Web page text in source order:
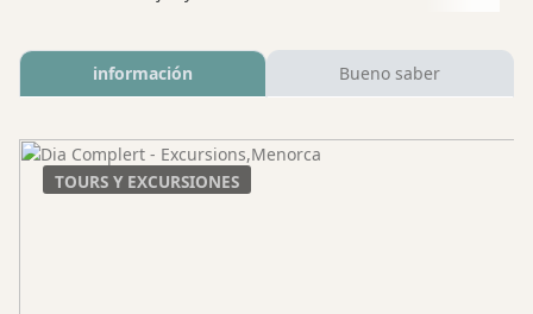
información Bueno saber
TOURS Y EXCURSIONES